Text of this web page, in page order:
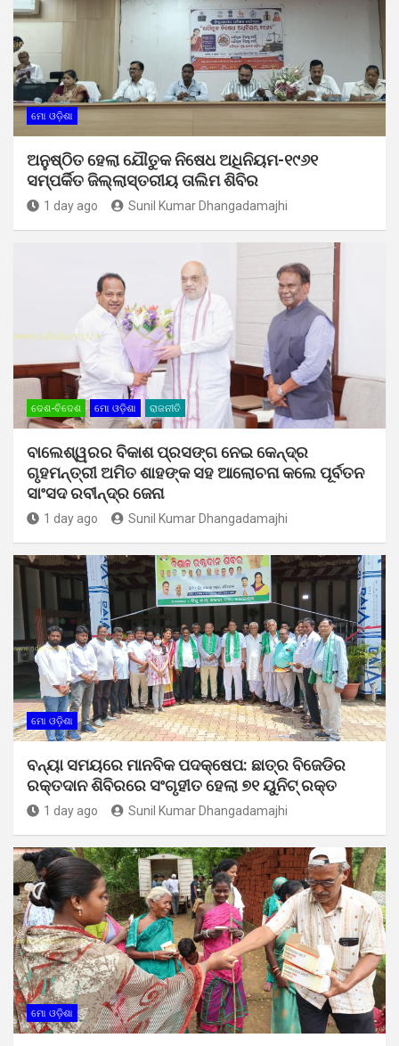
ମୋ ଓଡ଼ିଶା
ଅନୁଷ୍ଠିତ ହେଲା ଯୌତୁକ ନିଷେଧ ଅଧିନିୟମ-୧୯୬୧
ସମ୍ପର୍କିତ ଜିଲ୍ଲାସ୍ତରୀୟ ତାଲିମ ଶିବିର
1 day ago Sunil Kumar Dhangadamajhi
ଦେଶ-ବିଦେଶ ମୋ ଓଡ଼ିଶା ରାଜନୀତି
ବାଲେଶ୍ୱରର ବିକାଶ ପ୍ରସଙ୍ଗ ନେଇ କେନ୍ଦ୍ର
ଗୃହମନ୍ତ୍ରୀ ଅମିତ ଶାହଙ୍କ ସହ ଆଲୋଚନା କଲେ ପୂର୍ବତନ
ସାଂସଦ ରବୀନ୍ଦ୍ର ଜେନା
1 day ago Sunil Kumar Dhangadamajhi
ମୋ ଓଡ଼ିଶା
ବନ୍ୟା ସମୟରେ ମାନବିକ ପଦକ୍ଷେପ: ଛାତ୍ର ବିଜେଡିର
ରକ୍ତଦାନ ଶିବିରରେ ସଂଗୃହୀତ ହେଲା ୭୧ ୟୁନିଟ୍ ରକ୍ତ
1 day ago Sunil Kumar Dhangadamajhi
ମୋ ଓଡ଼ିଶା